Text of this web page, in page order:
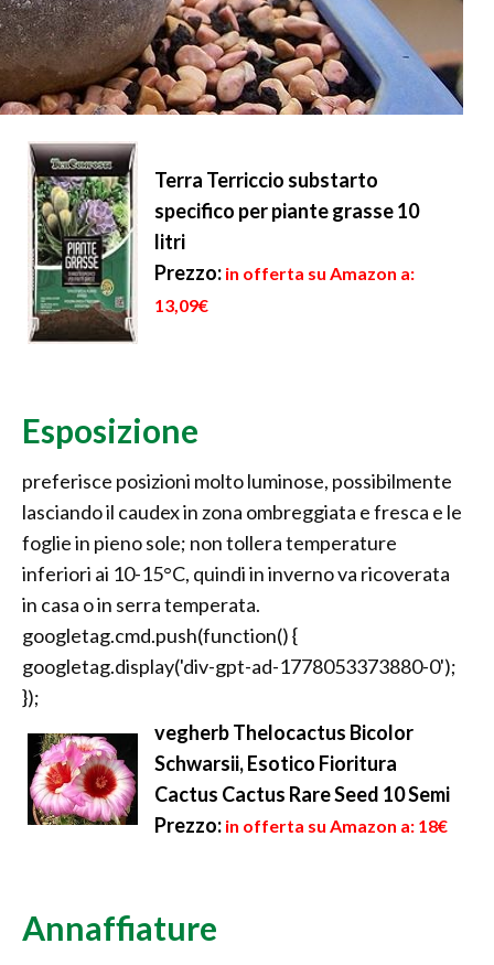
Terra Terriccio substarto
specifico per piante grasse 10
litri
Prezzo: in offerta su Amazon a:
13,09€
Esposizione
preferisce posizioni molto luminose, possibilmente
lasciando il caudex in zona ombreggiata e fresca e le
foglie in pieno sole; non tollera temperature
inferiori ai 10-15°C, quindi in inverno va ricoverata
in casa o in serra temperata.
googletag.cmd.push(function() {
googletag.display('div-gpt-ad-1778053373880-0');
});
vegherb Thelocactus Bicolor
Schwarsii, Esotico Fioritura
Cactus Cactus Rare Seed 10 Semi
Prezzo: in offerta su Amazon a: 18€
Annaffiature